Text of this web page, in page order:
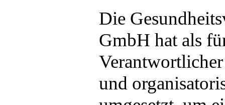
Die
GmbH hat als
und